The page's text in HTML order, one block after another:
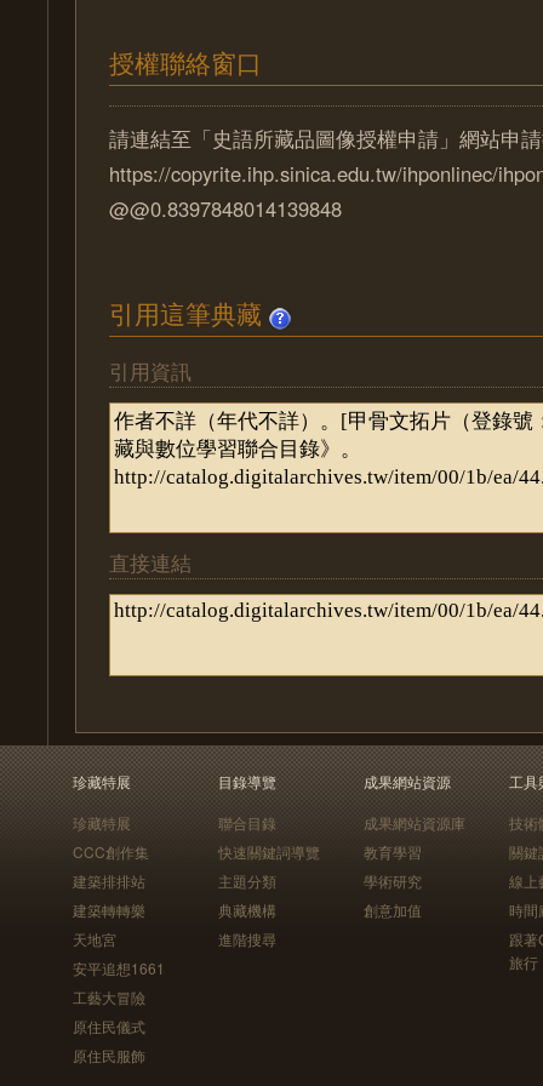
授權聯絡窗口
請連結至「史語所藏品圖像授權申請」網站申
https://copyrite.ihp.sinica.edu.tw/ihponlinec/
@@0.8397848014139848
引用這筆典藏
引用資訊
直接連結
珍藏特展
珍藏特展
CCC創作集
建築排排站
建築轉轉樂
天地宮
安平追想1661
工藝大冒險
原住民儀式
原住民服飾
目錄導覽
聯合目錄
快速關鍵詞導覽
主題分類
典藏機構
進階搜尋
成果網站資源
成果網站資源庫
教育學習
學術研究
創意加值
工具
技術
關鍵
線上
時間
跟
旅行